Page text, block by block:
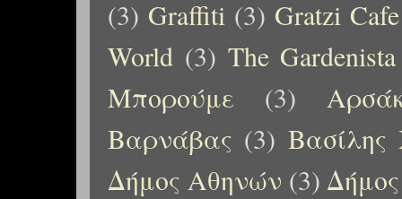
(3) Graffiti (3) Gratzi Cafe
World (3) The Gardenista
Μπορούμε
(3)
Βαρνάβας (3) Βασίλης
Δήμος Αθηνών (3)